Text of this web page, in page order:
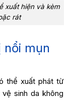
xuất hiện và kèm
rát
nổi mụn
thể xuất phát từ
sinh da không